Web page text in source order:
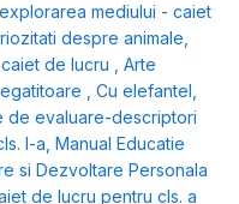
mediului - caiet
despre animale
de lucru
Arte
Cu elefantel,
de evaluare-descriptori
I-a Manual Educatie
si Dezvoltare Personala
de lucru pentru cls. a